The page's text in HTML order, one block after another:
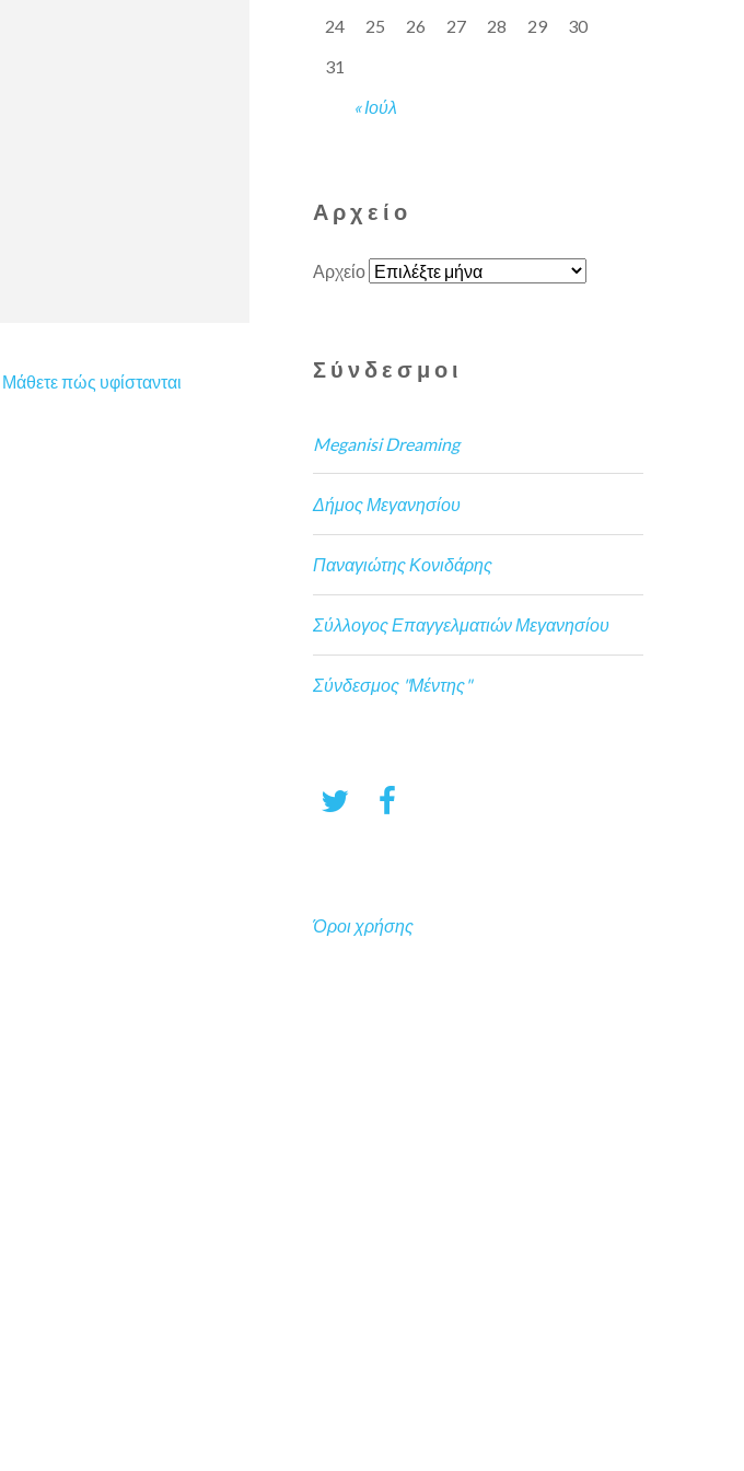
Μάθετε πώς υφίστανται
« Ιούλ
24 25 26 27 28 29
30
31
Αρχείο
Αρχείο
Σύνδεσμοι
Meganisi Dreaming
Δήμος Μεγανησίου
Παναγιώτης Κονιδάρης
Σύλλογος Επαγγελματιών Μεγανησίου
Σύνδεσμος "Μέντης"
Όροι χρήσης